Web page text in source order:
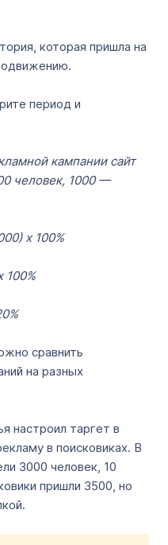
которая пришла на
период и
кампании сайт
человек, 1000 —
х 100%
100%
сравнить
на разных
настроил таргет в
в поисковиках. В
3000 человек, 10
пришли 3500, но